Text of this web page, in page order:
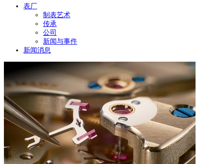
表厂
制表艺术
传承
公司
新闻与事件
新闻消息